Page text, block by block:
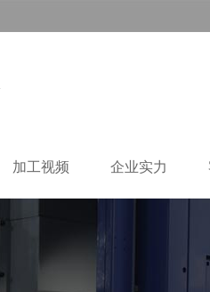
加工视频 企业实力